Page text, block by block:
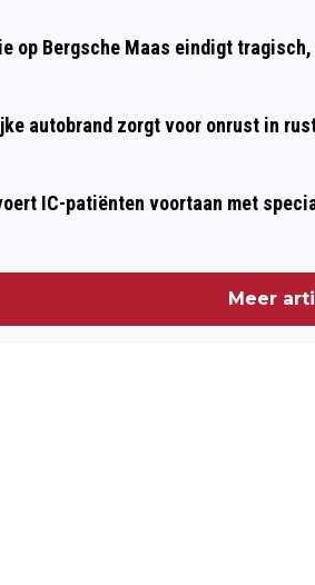
op Bergsche Maas eindigt
autobrand zorgt voor onrust in
IC-patiënten voortaan met
Meer